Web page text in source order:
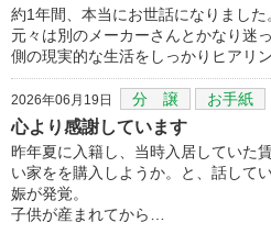
約1年間、本当にお世話になりました
元々は別のメーカーさんとかなり迷
側の現実的な生活をしっかりヒアリ
2026年06月19日 分 譲 お手紙
心より感謝しています
昨年夏に入籍し、当時入居していた
い家をを購入しようか。と、話して
娠が発覚。
子供が産まれてから…